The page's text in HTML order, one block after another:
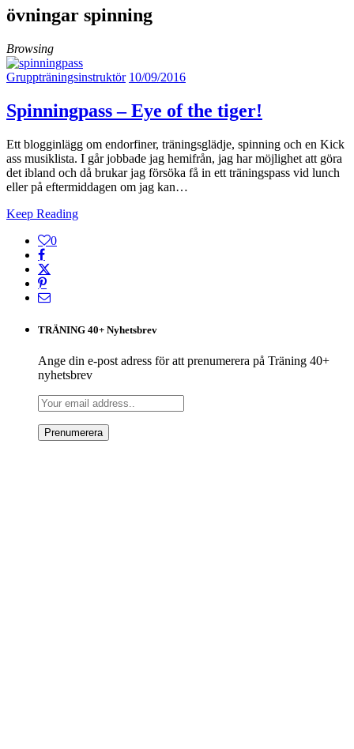
övningar spinning
Browsing
Gruppträningsinstruktör 10/09/2016
Spinningpass – Eye of the tiger!
Ett blogginlägg om endorfiner, träningsglädje, spinning och en Kick
ass musiklista. I går jobbade jag hemifrån, jag har möjlighet att göra
det ibland och då brukar jag försöka få in ett träningspass vid lunch
eller på eftermiddagen om jag kan…
Keep Reading
0
TRÄNING 40+ Nyhetsbrev
Ange din e-post adress för att prenumerera på Träning 40+
nyhetsbrev